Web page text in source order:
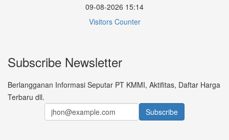
09-08-2026 15:14
Visitors Counter
Subscribe Newsletter
Berlangganan Informasi Seputar PT KMMI, Aktifitas, Daftar Harga
Terbaru dll.